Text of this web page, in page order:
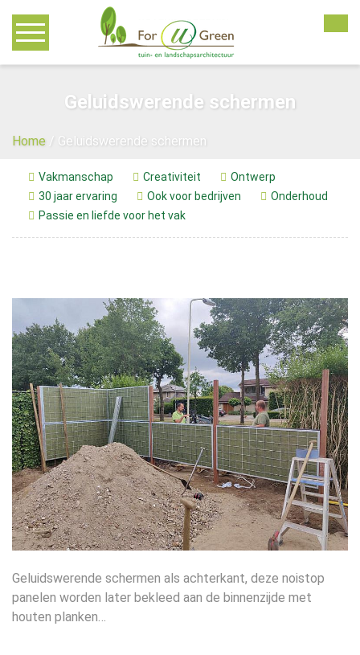
Tuinaanleg
Overkappingen
Bedrijven
Portfolio
Contact
Geluidswerende schermen
Home / Geluidswerende schermen
Vakmanschap Creativiteit
Ontwerp
30 jaar ervaring
Ook voor bedrijven
Onderhoud
Passie en liefde voor het vak
Geluidswerende schermen als achterkant, deze noistop
panelen worden later bekleed aan de binnenzijde met
houten planken…